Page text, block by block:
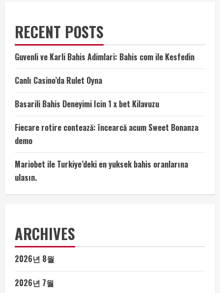
RECENT POSTS
Guvenli ve Karli Bahis Adimlari: Bahis com ile Kesfedin
Canlı Casino’da Rulet Oyna
Basarili Bahis Deneyimi Icin 1 x bet Kilavuzu
Fiecare rotire contează: încearcă acum Sweet Bonanza
demo
Mariobet ile Turkiye’deki en yuksek bahis oranlarına
ulasın.
ARCHIVES
2026년 8월
2026년 7월